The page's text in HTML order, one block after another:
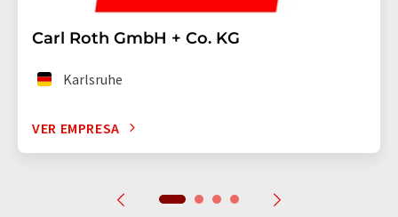
Carl Roth GmbH + Co. KG
Karlsruhe
VER EMPRESA